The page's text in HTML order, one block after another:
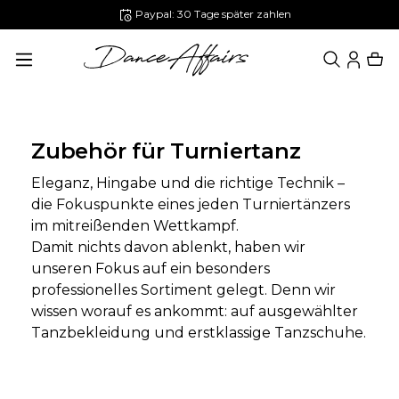
Paypal: 30 Tage später zahlen
Zubehör für Turniertanz
Eleganz, Hingabe und die richtige Technik –
die Fokuspunkte eines jeden Turniertänzers
im mitreißenden Wettkampf.
Damit nichts davon ablenkt, haben wir
unseren Fokus auf ein besonders
professionelles Sortiment gelegt. Denn wir
wissen worauf es ankommt: auf ausgewählter
Tanzbekleidung und erstklassige Tanzschuhe.